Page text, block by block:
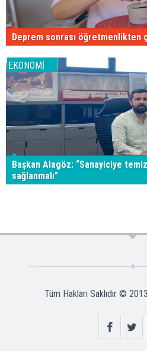
Deprem sonrası öğretmenlikten
EKONOMİ
Başkan Alagöz: “Sanayiciye
sağlanmalı”
Tüm Hakları Saklıdır © 2013